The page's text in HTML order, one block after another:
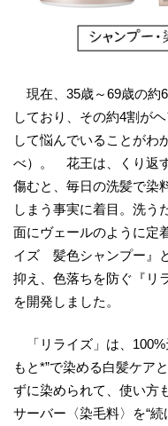
現在、35歳～69歳の約
しており、その約4割が
して悩んでいることが
べ）。 花王は、くり返
傷むと、毎日の洗髪で染
しまう事実に着目。洗う
面にヴェールのように定
イズ 髪色シャンプー』
抑え、色落ちを防ぐ『リ
を開発しました。
「リライズ」は、100%
もと*”で染める白髪ケア
ずに染められて、使い方
サーバー〈染毛料〉を“